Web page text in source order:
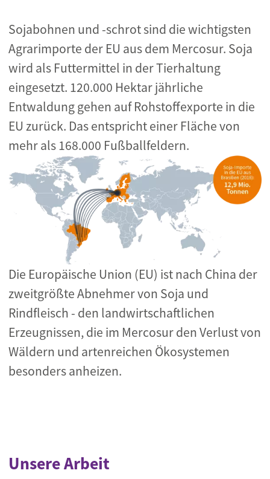
Sojabohnen und -schrot sind die wichtigsten
Agrarimporte der EU aus dem Mercosur. Soja
wird als Futtermittel in der Tierhaltung
eingesetzt. 120.000 Hektar jährliche
Entwaldung gehen auf Rohstoffexporte in die
EU zurück. Das entspricht einer Fläche von
mehr als 168.000 Fußballfeldern.
Die Europäische Union (EU) ist nach China der
zweitgrößte Abnehmer von Soja und
Rindfleisch - den landwirtschaftlichen
Erzeugnissen, die im Mercosur den Verlust von
Wäldern und artenreichen Ökosystemen
besonders anheizen.
Unsere Arbeit